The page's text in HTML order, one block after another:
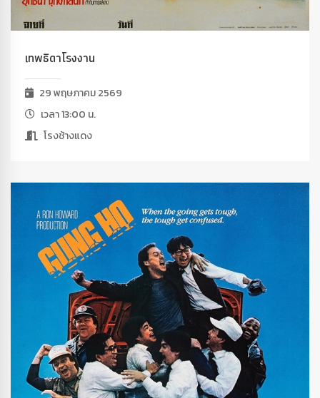
เทพธิดาโรงงาน
29 พฤษภาคม 2569
เวลา 13:00 น.
โรงช้างแดง